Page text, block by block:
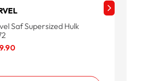
Saf Supersized Hulk
.90